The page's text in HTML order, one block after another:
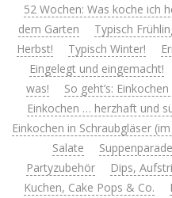
52 Wochen: Was koche ich
dem Garten
Typisch
Herbst!
Typisch Winter!
Eingelegt und eingemacht!
was!
So geht’s:
Einkochen … herzhaft und
Einkochen in Schraubgläser
Salate
Suppenparade
Partyzubehör
Dips,
Kuchen, Cake Pops & Co.